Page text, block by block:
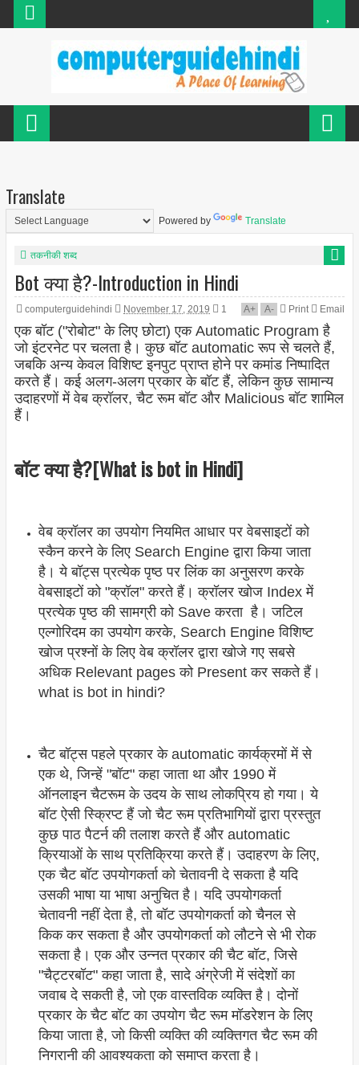
Translate
Powered by Translate
तकनीकी शब्द
Bot क्या है?-Introduction in Hindi
computerguidehindi November 17, 2019 1 A+ A- Print Email
एक बॉट ("रोबोट" के लिए छोटा) एक Automatic Program है
जो इंटरनेट पर चलता है। कुछ बॉट automatic रूप से चलते हैं,
जबकि अन्य केवल विशिष्ट इनपुट प्राप्त होने पर कमांड निष्पादित
करते हैं। कई अलग-अलग प्रकार के बॉट हैं, लेकिन कुछ सामान्य
उदाहरणों में वेब क्रॉलर, चैट रूम बॉट और Malicious बॉट शामिल
हैं।
बॉट क्या है?[What is bot in Hindi]
वेब क्रॉलर का उपयोग नियमित आधार पर वेबसाइटों को
स्कैन करने के लिए Search Engine द्वारा किया जाता
है। ये बॉट्स प्रत्येक पृष्ठ पर लिंक का अनुसरण करके
वेबसाइटों को "क्रॉल" करते हैं। क्रॉलर खोज Index में
प्रत्येक पृष्ठ की सामग्री को Save करता है। जटिल
एल्गोरिदम का उपयोग करके, Search Engine विशिष्ट
खोज प्रश्नों के लिए वेब क्रॉलर द्वारा खोजे गए सबसे
अधिक Relevant pages को Present कर सकते हैं।
what is bot in hindi?
चैट बॉट्स पहले प्रकार के automatic कार्यक्रमों में से
एक थे, जिन्हें "बॉट" कहा जाता था और 1990 में
ऑनलाइन चैटरूम के उदय के साथ लोकप्रिय हो गया। ये
बॉट ऐसी स्क्रिप्ट हैं जो चैट रूम प्रतिभागियों द्वारा प्रस्तुत
कुछ पाठ पैटर्न की तलाश करते हैं और automatic
क्रियाओं के साथ प्रतिक्रिया करते हैं। उदाहरण के लिए,
एक चैट बॉट उपयोगकर्ता को चेतावनी दे सकता है यदि
उसकी भाषा या भाषा अनुचित है। यदि उपयोगकर्ता
चेतावनी नहीं देता है, तो बॉट उपयोगकर्ता को चैनल से
किक कर सकता है और उपयोगकर्ता को लौटने से भी रोक
सकता है। एक और उन्नत प्रकार की चैट बॉट, जिसे
"चैट्टरबॉट" कहा जाता है, सादे अंग्रेजी में संदेशों का
जवाब दे सकती है, जो एक वास्तविक व्यक्ति है। दोनों
प्रकार के चैट बॉट का उपयोग चैट रूम मॉडरेशन के लिए
किया जाता है, जो किसी व्यक्ति की व्यक्तिगत चैट रूम की
निगरानी की आवश्यकता को समाप्त करता है।